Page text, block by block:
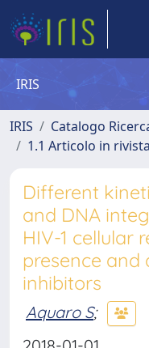
IRIS
IRIS Catalogo
1.1 Articolo in rivista
Different
and DNA
HIV-1 cellular
presence and
inhibitors
Aquaro S;